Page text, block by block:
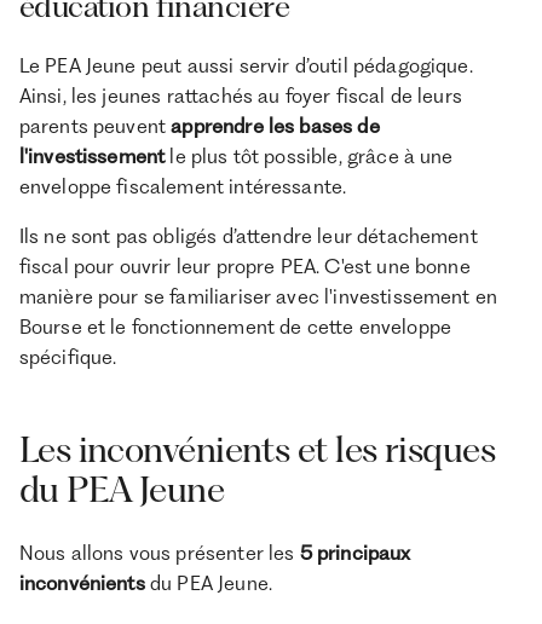
Le PEA Jeune peut aussi servir d’outil pédagogique.
Ainsi, les jeunes rattachés au foyer fiscal de leurs
parents peuventapprendre les bases de
l'investissement le plus tôt possible, grâce à une
enveloppe fiscalement intéressante.
Ils ne sont pas obligés d’attendre leur détachement
fiscal pour ouvrir leur propre PEA. C'est une bonne
manière pour se familiariser avec l'investissement en
Bourse et le fonctionnement de cette enveloppe
spécifique.
Les inconvénients et les risques
du PEA Jeune
Nous allons vous présenter les 5 principaux
inconvénients du PEA Jeune.